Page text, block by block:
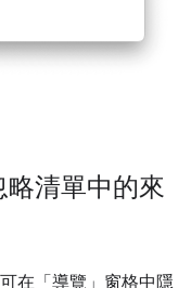
清單中的來
在「導覽」 窗格中隱